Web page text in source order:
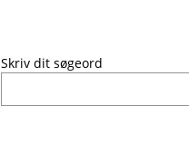
Skriv dit søgeord